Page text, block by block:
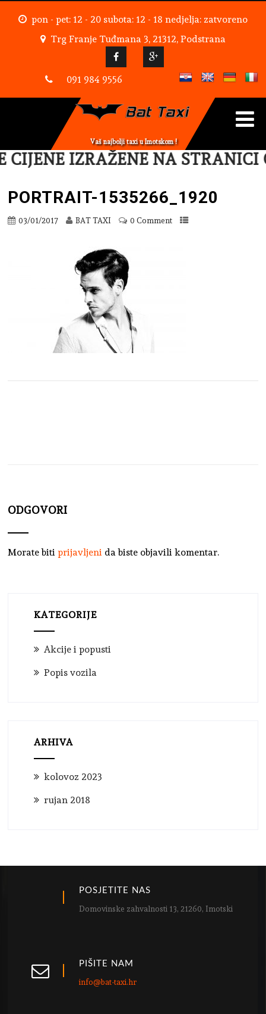
pon - pet: 12 - 20 subota: 12 - 18 nedjelja: zatvoreno
Trg Franje Tuđmana 3, 21312, Podstrana
091 984 9556
Vaš najbolji taxi u Imotskom !
IZRAŽENE NA STRANICI
PORTRAIT-1535266_1920
03/01/2017 BAT TAXI 0 Comment
ODGOVORI
Morate bitiprijavljeni da biste objavili komentar.
KATEGORIJE
Akcije i popusti
Popis vozila
ARHIVA
kolovoz 2023
rujan 2018
POSJETITE NAS
Domovinske zahvalnosti 13, 21260, Imotski
PIŠITE NAM
info@bat-taxi.hr